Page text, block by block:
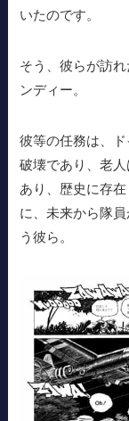
いたのです。
そう、彼らが訪
ンディー。
彼等の任務は、
破壊であり、老
あり、歴史に存
に、未来から隊
う彼ら。